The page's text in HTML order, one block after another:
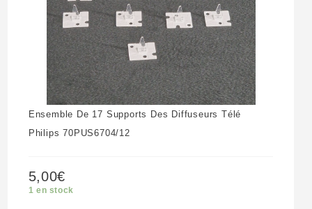
Ensemble De 17 Supports Des Diffuseurs Télé
Philips 70PUS6704/12
5,00€
1 en stock